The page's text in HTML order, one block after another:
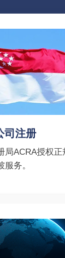
司注册
局ACRA授权
服务。